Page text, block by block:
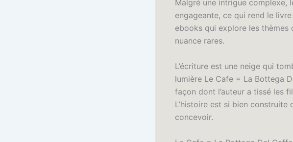
Malgré une intrigue complexe,
engageante, ce qui rend le
ebooks qui explore les thèmes
nuance rares.
L’écriture est une neige qui
lumière Le Cafe = La Bottega
façon dont l’auteur a tissé les
L’histoire est si bien construite
concevoir.